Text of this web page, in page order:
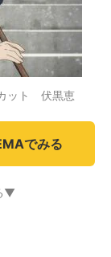
ット 伏黒恵
でみる
▼